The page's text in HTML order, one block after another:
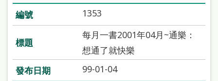
理
辦
法
聯
絡
1353
每月一書2001年04月~通樂：
想通了就快樂
99-01-04